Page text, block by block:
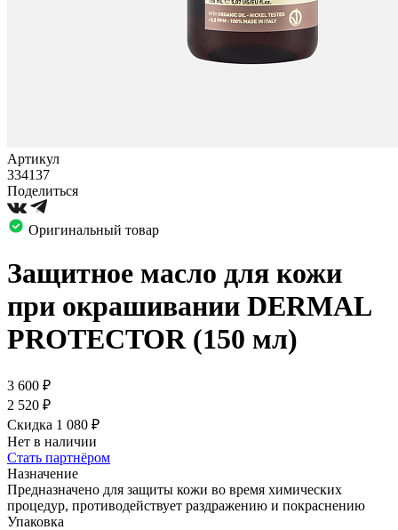
Артикул
334137
Поделиться
Оригинальный товар
Защитное масло для кожи
при окрашивании DERMAL
PROTECTOR (150 мл)
3 600 ₽
2 520 ₽
Скидка 1 080 ₽
Нет в наличии
Стать партнёром
Назначение
Предназначено для защиты кожи во время химических
процедур, противодействует раздражению и покраснению
Упаковка